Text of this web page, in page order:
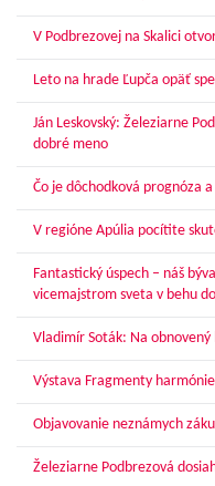
V Podbrezovej na Skalici
Leto na hrade Ľupča opäť
Ján Leskovský: Železiarne
dobré meno
Čo je dôchodková prognóza
V regióne Apúlia pocítite
Fantastický úspech – náš
vicemajstrom sveta v behu
Vladimír Soták: Na obnovený
Výstava Fragmenty
Objavovanie neznámych
Železiarne Podbrezová